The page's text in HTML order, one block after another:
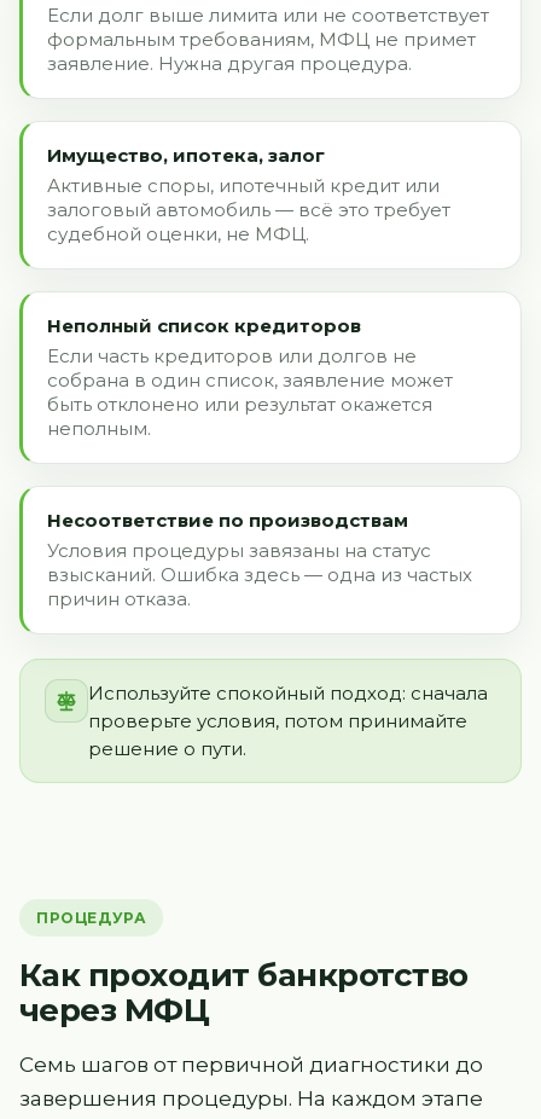
Если долг выше лимита или не соответствует
формальным требованиям, МФЦ не примет
заявление. Нужна другая процедура.
Имущество, ипотека, залог
Активные споры, ипотечный кредит или
залоговый автомобиль — всё это требует
судебной оценки, не МФЦ.
Неполный список кредиторов
Если часть кредиторов или долгов не
собрана в один список, заявление может
быть отклонено или результат окажется
неполным.
Несоответствие по производствам
Условия процедуры завязаны на статус
взысканий. Ошибка здесь — одна из частых
причин отказа.
Используйте спокойный подход: сначала
проверьте условия, потом принимайте
решение о пути.
ПРОЦЕДУРА
Как проходит банкротство
через МФЦ
Семь шагов от первичной диагностики до
завершения процедуры. На каждом этапе